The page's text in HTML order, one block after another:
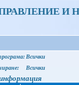
И
Всички
Всички